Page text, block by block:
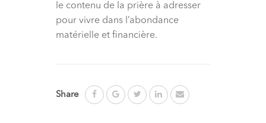
le contenu de la prière à adresser
pour vivre dans l’abondance
matérielle et financière.
Share